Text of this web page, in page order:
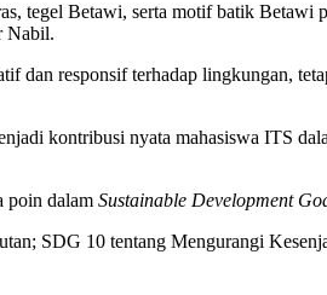
tegel Betawi, serta motif batik Betawi
Nabil.
dan responsif terhadap lingkungan,
kontribusi nyata mahasiswa ITS
poin dalam Sustainable Development
SDG 10 tentang Mengurangi